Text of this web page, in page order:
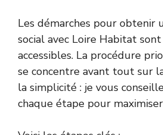
Les démarches pour obtenir
social avec Loire Habitat
accessibles. La procédure
se concentre avant tout sur
la simplicité : je vous
chaque étape pour maximiser